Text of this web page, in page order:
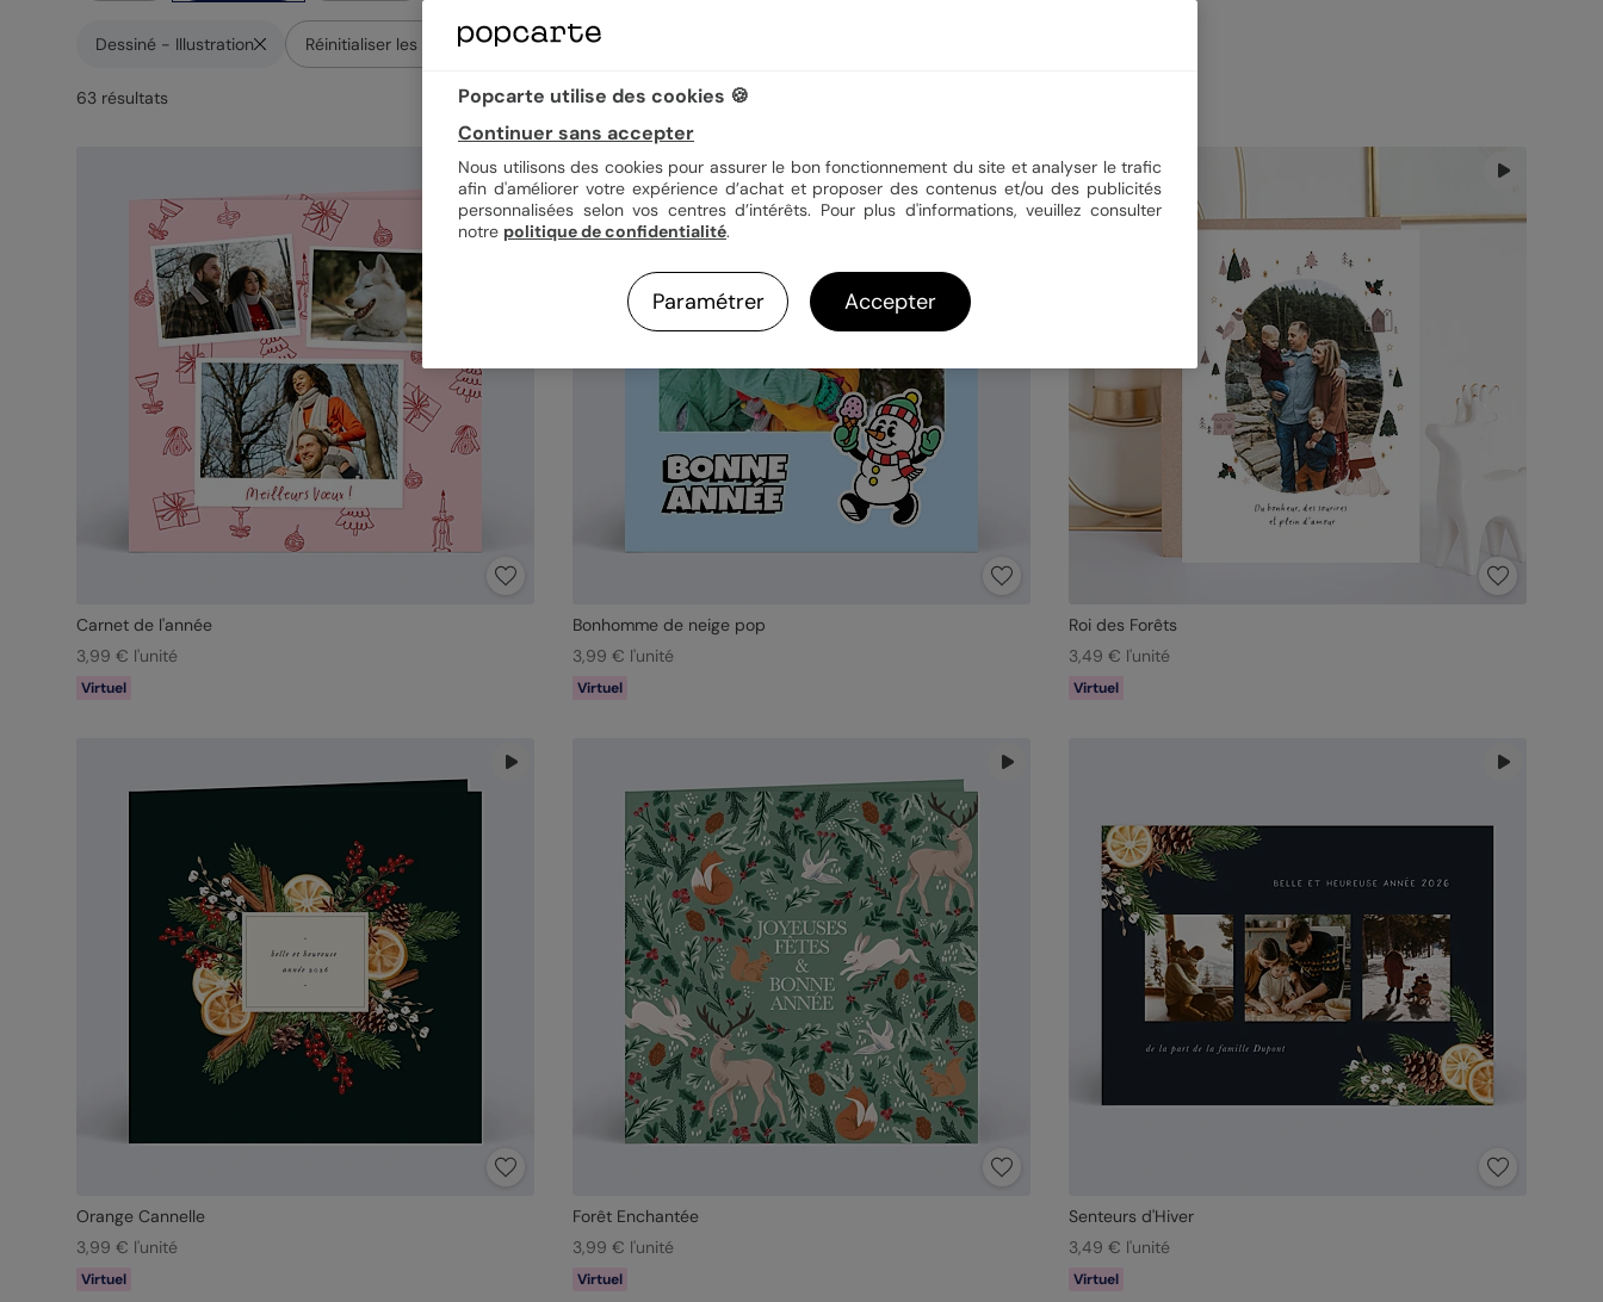
Dessiné - Illustration Réinitialiser les filtres
63 résultats
Carnet de l'année
3,99 € l'unité
Virtuel
Bonhomme de neige pop
3,99 € l'unité
Virtuel
Roi des Forêts
3,49 € l'unité
Virtuel
Orange Cannelle
3,99 € l'unité
Virtuel
Forêt Enchantée
3,99 € l'unité
Virtuel
Senteurs d'Hiver
3,49 € l'unité
Virtuel
Popcarte utilise des cookies 🍪
Continuer sans accepter
Nous utilisons des cookies pour assurer le bon fonctionnement du site et analyser le trafic
afin d'améliorer votre expérience d’achat et proposer des contenus et/ou des publicités
personnalisées selon vos centres d’intérêts. Pour plus d'informations, veuillez consulter
notre politique de confidentialité.
Paramétrer Accepter